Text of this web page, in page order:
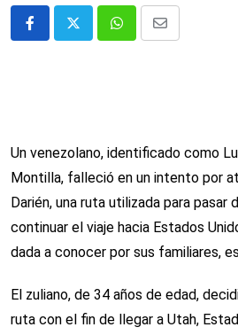
WhatsappComparte
Un venezolano, identificado como
Montilla, falleció en un intento por
Darién, una ruta utilizada para pasar
continuar el viaje hacia Estados
dada a conocer por sus familiares,
El zuliano, de 34 años de edad,
ruta con el fin de llegar a Utah,